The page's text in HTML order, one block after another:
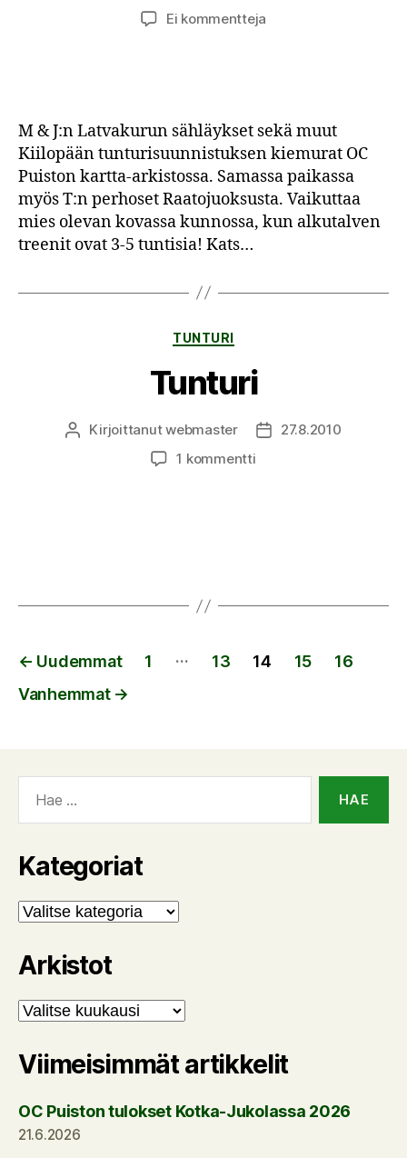
Ei kommentteja
kautta!
M & J:n Latvakurun sähläykset sekä muut
Kiilopään tunturisuunnistuksen kiemurat OC
Puiston kartta-arkistossa. Samassa paikassa
myös T:n perhoset Raatojuoksusta. Vaikuttaa
mies olevan kovassa kunnossa, kun alkutalven
treenit ovat 3-5 tuntisia! Kats…
Kategoriat
TUNTURI
Tunturi
Kirjoittaja
Kirjoittanutwebmaster Julkaisupäivämäärä
27.8.2010
1 kommenttiartikkeliin
Artikkelien
sivutus
← Uudemmat 1 … 13 14 15
16
Vanhemmat →
Kategoriat
Kategoriat
Arkistot
Arkistot
Viimeisimmät artikkelit
OC Puiston tulokset Kotka-Jukolassa 2026
21.6.2026